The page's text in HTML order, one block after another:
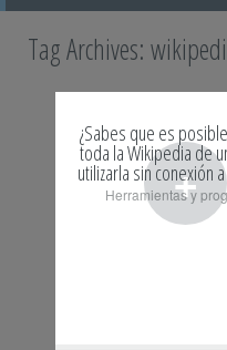
Tag Archives:
+
¿Sabes que es
toda la Wikipedia de
utilizarla sin conexión
Herramientas y